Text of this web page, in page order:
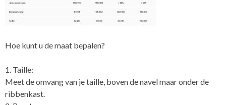
Hoe kunt u de maat bepalen?
1. Taille:
Meet de omvang van je taille, boven de navel maar onder de
ribbenkast.